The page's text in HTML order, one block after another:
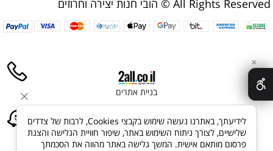
הובי חנות יצירה וחרוזים © All Rights Reserved
בניית אתרים
✕
לידיעתך, באתרנו נעשה שימוש בקבצי Cookies, לרבות של צדדים
שלישיים, לצורך ניתוח השימוש באתר, שיפור חוויית הגלישה והצגת
פרסום מותאם אישית. המשך גלישה באתר מהווה את הסכמתך